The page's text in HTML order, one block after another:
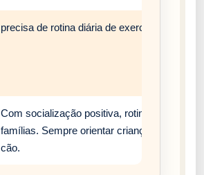
precisa de rotina diária de exercício,
Com socialização positiva, rotina estável e
famílias. Sempre orientar crianças a
cão.